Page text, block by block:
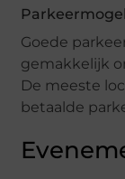
Goede
gemakkelijk
De meeste
betaalde